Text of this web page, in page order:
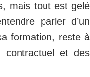
mais tout est gelé
parler d’un
formation, reste à
contractuel et des